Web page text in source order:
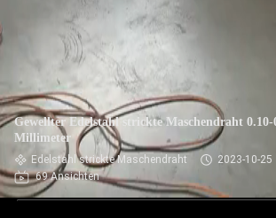
Gewellter Edelstahl strickte Maschendraht 0.10-
Millimeter
Edelstahl strickte Maschendraht
2023-10-25
69 Ansichten